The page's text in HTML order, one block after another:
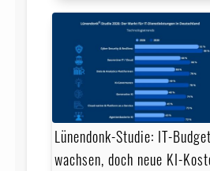
Lünendonk-Studie: IT-
wachsen, doch neue KI-